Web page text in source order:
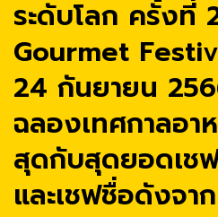
ระดับโลก ครั้งที่
Gourmet
24 กันยายน
ฉลองเทศกาลอา
สุดกับสุดยอดเช
และเชฟชื่อดังจา